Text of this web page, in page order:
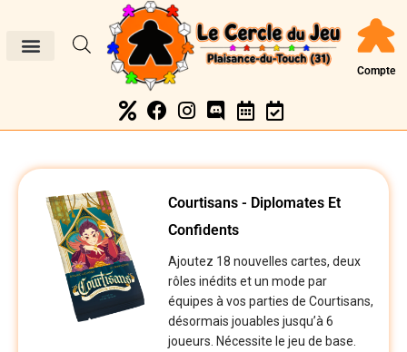
Compte
Courtisans - Diplomates Et
Confidents
Ajoutez 18 nouvelles cartes, deux
rôles inédits et un mode par
équipes à vos parties de Courtisans,
désormais jouables jusqu’à 6
joueurs. Nécessite le jeu de base.